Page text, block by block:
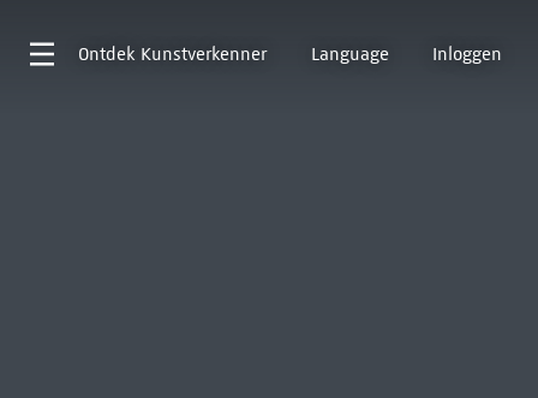
Ontdek Kunstverkenner Language Inloggen